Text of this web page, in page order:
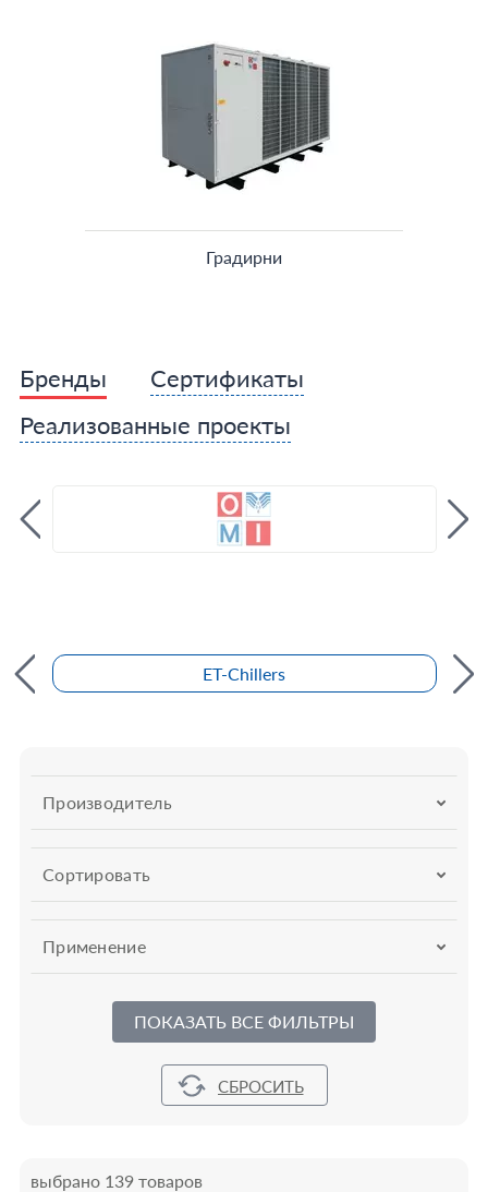
Градирни
Бренды
Сертификаты
Реализованные проекты
ET-Chillers
Сортировать
Производитель
Применение
ПОКАЗАТЬ ВСЕ ФИЛЬТРЫ
выбрано 139 товаров